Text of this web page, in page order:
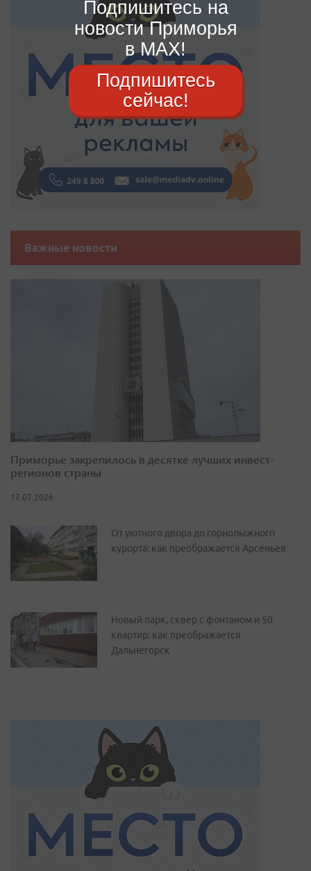
Важные новости
Приморье закрепилось в десятке лучших инвест-
регионов страны
17.07.2026
От уютного двора до горнолыжного
курорта: как преображается Арсеньев
Новый парк, сквер с фонтаном и 50
квартир: как преображается
Дальнегорск
Подпишитесь на
новости Приморья
в MAX!
Подпишитесь
сейчас!